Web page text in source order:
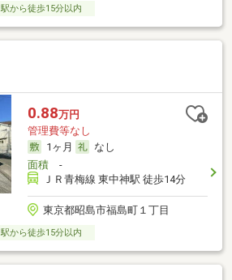
駅から徒歩15分以内
0.88万円
管理費等なし
1ヶ月
なし
面積-
ＪＲ青梅線 東中神駅 徒歩14分
東京都昭島市福島町１丁目
駅から徒歩15分以内